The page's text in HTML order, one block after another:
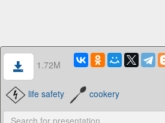
1.72M
life safety cookery